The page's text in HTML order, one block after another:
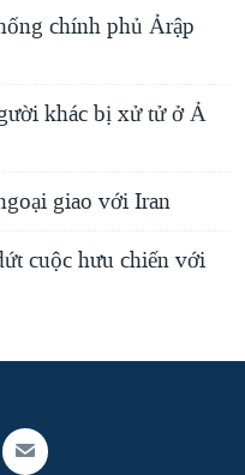
chính phủ Ảrập
khác bị xử tử ở Ả
giao với Iran
cuộc hưu chiến với